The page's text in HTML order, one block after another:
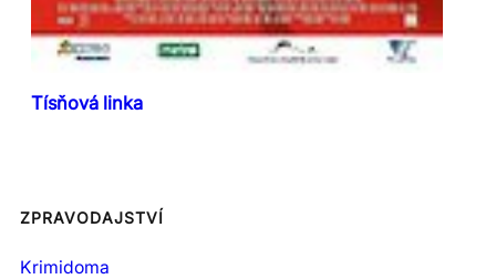
Tísňová linka
ZPRAVODAJSTVÍ
Krimidoma